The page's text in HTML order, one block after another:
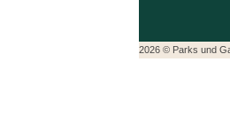
2026 © Parks und